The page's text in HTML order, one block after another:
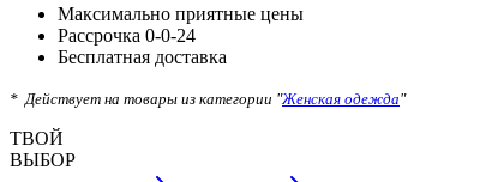
Максимально приятные цены
Рассрочка 0-0-24
Бесплатная доставка
* Действует на товары из категории "Женская одежда"
ТВОЙ
ВЫБОР